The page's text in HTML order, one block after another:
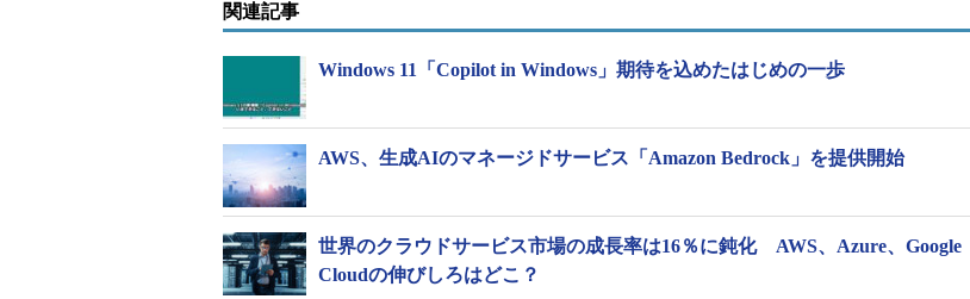
関連記事
Windows 11「Copilot in Windows」期待を込めたはじめの一歩
AWS、生成AIのマネージドサービス「Amazon Bedrock」を提供開始
世界のクラウドサービス市場の成長率は16％に鈍化 AWS、Azure、Google
Cloudの伸びしろはどこ？